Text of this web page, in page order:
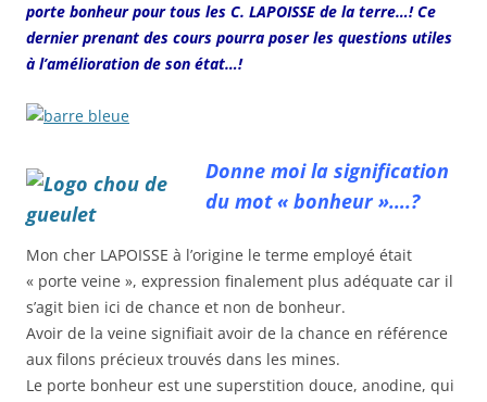
porte bonheur pour tous les C. LAPOISSE de la terre…! Ce
dernier prenant des cours pourra poser les questions utiles
à l’amélioration de son état…!
Donne moi la signification
du mot « bonheur »….?
Mon cher LAPOISSE à l’origine le terme employé était
« porte veine », expression finalement plus adéquate car il
s’agit bien ici de chance et non de bonheur.
Avoir de la veine signifiait avoir de la chance en référence
aux filons précieux trouvés dans les mines.
Le porte bonheur est une superstition douce, anodine, qui